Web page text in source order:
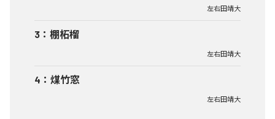
左右田靖大
3 ： 棚柘榴
左右田靖大
4 ： 煤竹窓
左右田靖大